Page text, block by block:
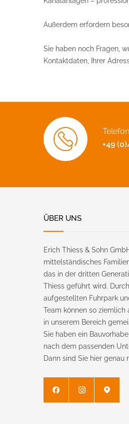
Außerdem erfordern
Sie haben noch Fragen,
Kontaktdaten, Ihrer
+49
ÜBER UNS
Erich Thiess & Sohn
mittelständisches
das in der dritten
Thiess geführt wird.
aufgestellten Fuhrpark
Team können so ziemlich
in unserem Bereich
Sie haben ein
nach dem passenden
Dann sind Sie hier genau